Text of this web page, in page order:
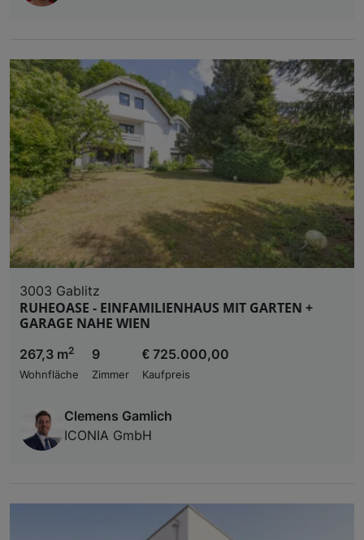
3003 Gablitz
RUHEOASE - EINFAMILIENHAUS MIT GARTEN +
GARAGE NAHE WIEN
267,3 m2
Wohnfläche
9
Zimmer
€ 725.000,00
Kaufpreis
Clemens Gamlich
ICONIA GmbH